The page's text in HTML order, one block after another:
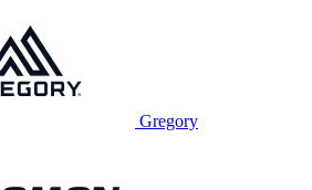
Gregory